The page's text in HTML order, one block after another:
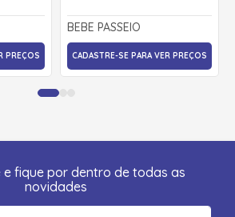
PREÇOS
BEBE PASSEIO
CADASTRE-SE PARA VER PREÇOS
e fique por dentro de todas as
novidades